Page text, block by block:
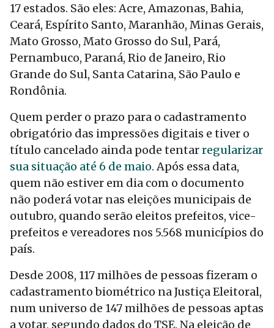
17 estados. São eles: Acre, Amazonas, Bahia,
Ceará, Espírito Santo, Maranhão, Minas Gerais,
Mato Grosso, Mato Grosso do Sul, Pará,
Pernambuco, Paraná, Rio de Janeiro, Rio
Grande do Sul, Santa Catarina, São Paulo e
Rondônia.
Quem perder o prazo para o cadastramento
obrigatório das impressões digitais e tiver o
título cancelado ainda pode tentarregularizar
sua situação até 6 de maio. Após essa data,
quem não estiver em dia com o documento
não poderá votar nas eleições municipais de
outubro, quando serão eleitos prefeitos, vice-
prefeitos e vereadores nos 5.568 municípios do
país.
Desde 2008, 117 milhões de pessoas fizeram o
cadastramento biométrico na Justiça Eleitoral,
num universo de 147 milhões de pessoas aptas
a votar, segundo dados do TSE. Na eleição de